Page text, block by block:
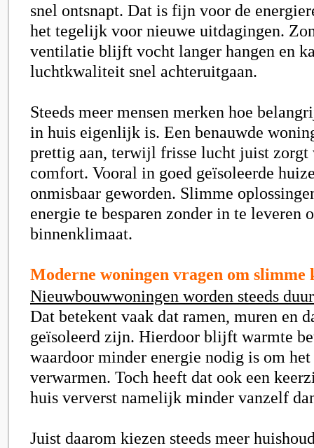
snel ontsnapt. Dat is fijn voor de
het tegelijk voor nieuwe uitdagingen.
ventilatie blijft vocht langer hangen en
luchtkwaliteit snel achteruitgaan.
Steeds meer mensen merken hoe
in huis eigenlijk is. Een benauwde
prettig aan, terwijl frisse lucht juist zorgt
comfort. Vooral in goed geïsoleerde
onmisbaar geworden. Slimme
energie te besparen zonder in te leveren
binnenklimaat.
Moderne woningen vragen om slimme
Nieuwbouwwoningen worden steeds
Dat betekent vaak dat ramen, muren en
geïsoleerd zijn. Hierdoor blijft warmte
waardoor minder energie nodig is om
verwarmen. Toch heeft dat ook een
huis ververst namelijk minder vanzelf
Juist daarom kiezen steeds meer